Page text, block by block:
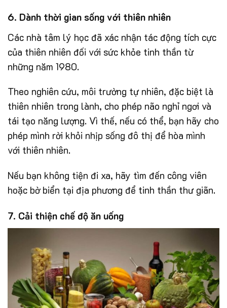
6. Dành thời gian sống với thiên nhiên
Các nhà tâm lý học đã xác nhận tác động tích cực
của thiên nhiên đối với sức khỏe tinh thần từ
những năm 1980.
Theo nghiên cứu, môi trường tự nhiên, đặc biệt là
thiên nhiên trong lành, cho phép não nghỉ ngơi và
tái tạo năng lượng. Vì thế, nếu có thể, bạn hãy cho
phép mình rời khỏi nhịp sống đô thị để hòa mình
với thiên nhiên.
Nếu bạn không tiện đi xa, hãy tìm đến công viên
hoặc bờ biển tại địa phương để tinh thần thư giãn.
7. Cải thiện chế độ ăn uống